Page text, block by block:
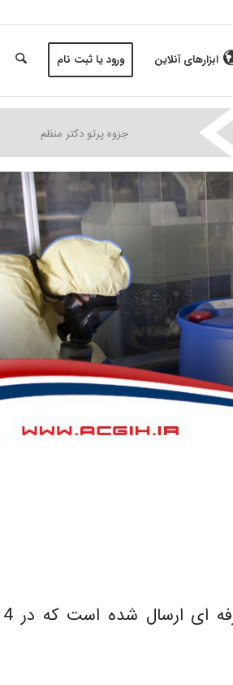
ابزارهای آنلاین ورود یا ثبت نام
| جزوه پرتو دکتر منظم
جزوات پرتو توسط دکتر منظم برای